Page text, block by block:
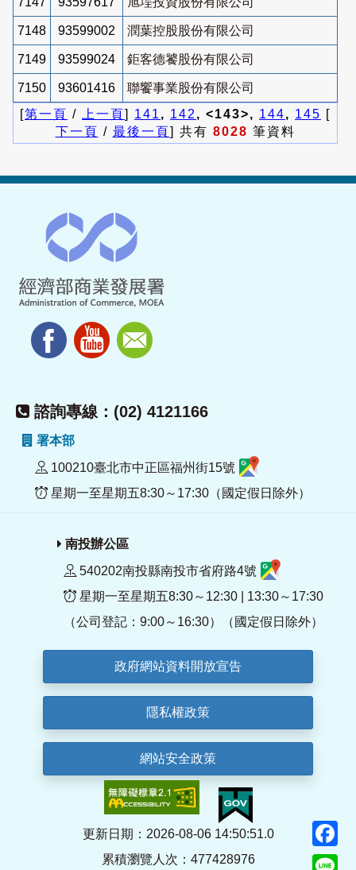
7148 93599002 潤葉控股股份有限公司
7149 93599024 鉅客德饕股份有限公司
7150 93601416
聯饗事業股份有限公司
[第一頁 / 上一頁] 141 , 142 , <143>, 144, 145 [
下一頁 / 最後一頁] 共有 8028 筆資料
諮詢專線：(02) 4121166
署本部
100210臺北市中正區福州街15號
星期一至星期五8:30～17:30（國定假日除外）
南投辦公區
540202南投縣南投市省府路4號
星期一至星期五8:30～12:30 | 13:30～17:30
（公司登記：9:00～16:30）（國定假日除外）
政府網站資料開放宣告
隱私權政策
網站安全政策
更新日期：2026-08-06 14:50:51.0
累積瀏覽人次：477428976